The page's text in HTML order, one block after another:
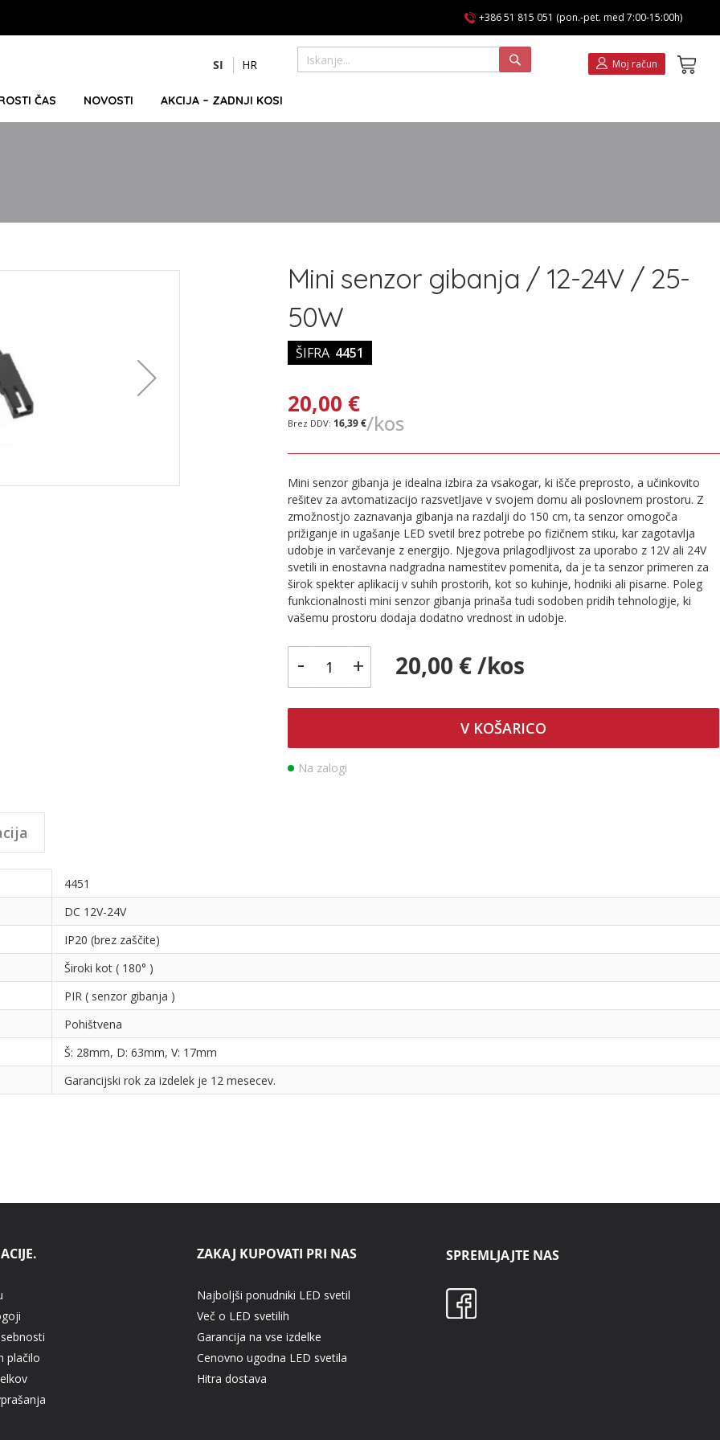
+386 51 815 051 (pon.-pet. med 7:00-15:00h)
na
SI HR Moj račun
ČAS NOVOSTI AKCIJA – ZADNJI KOSI
Mini senzor gibanja / 12-24V / 25-
50W
ŠIFRA 4451
20,00 €
16,39 €/kos
Mini senzor gibanja je idealna izbira za vsakogar, ki išče preprosto, a učinkovito
rešitev za avtomatizacijo razsvetljave v svojem domu ali poslovnem prostoru. Z
zmožnostjo zaznavanja gibanja na razdalji do 150 cm, ta senzor omogoča
prižiganje in ugašanje LED svetil brez potrebe po fizičnem stiku, kar zagotavlja
udobje in varčevanje z energijo. Njegova prilagodljivost za uporabo z 12V ali 24V
svetili in enostavna nadgradna namestitev pomenita, da je ta senzor primeren za
širok spekter aplikacij v suhih prostorih, kot so kuhinje, hodniki ali pisarne. Poleg
funkcionalnosti mini senzor gibanja prinaša tudi sodoben pridih tehnologije, ki
vašemu prostoru dodaja dodatno vrednost in udobje.
- + 20,00 € /kos
V KOŠARICO
Na zalogi
4451
DC 12V-24V
IP20 (brez zaščite)
Široki kot ( 180° )
PIR ( senzor gibanja )
Pohištvena
Š: 28mm, D: 63mm, V: 17mm
Garancijski rok za izdelek je 12 mesecev.
plačilo
ZAKAJ KUPOVATI PRI NAS
Najboljši ponudniki LED svetil
Več o LED svetilih
Garancija na vse izdelke
Cenovno ugodna LED svetila
Hitra dostava
SPREMLJAJTE NAS